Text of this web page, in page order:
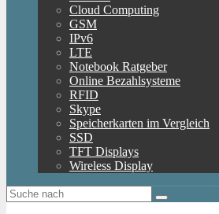
Cloud Computing
GSM
IPv6
LTE
Notebook Ratgeber
Online Bezahlsysteme
RFID
Skype
Speicherkarten im Vergleich
SSD
TFT Displays
Wireless Display